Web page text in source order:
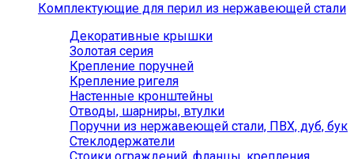
Комплектующие для перил из нержавеющей стали
Декоративные крышки
Золотая серия
Крепление поручней
Крепление ригеля
Настенные кронштейны
Отводы, шарниры, втулки
Поручни из нержавеющей стали, ПВХ, дуб, бук
Стеклодержатели